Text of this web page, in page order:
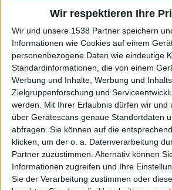
Wir respektieren Ihre
Wir und unsere 1538 Partner speichern
Informationen wie Cookies auf einem
personenbezogene Daten wie eindeutige
Standardinformationen, die von einem
Werbung und Inhalte, Werbung und
Zielgruppenforschung und
werden.
Mit Ihrer Erlaubnis dürfen wir und
über Gerätescans genaue Standortdaten
abfragen. Sie können auf die
klicken, um der o. a. Datenverarbeitung
Partner zuzustimmen. Alternativ können
Informationen zugreifen und Ihre
Sie der Verarbeitung zustimmen oder
von
bis
Punkten
Nach Genres filtern►︎